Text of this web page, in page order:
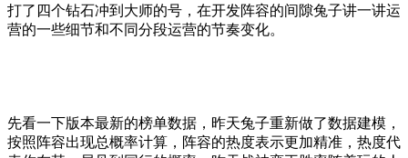
打了四个钻石冲到大师的号，在开发阵容的间隙兔子讲一讲运
营的一些细节和不同分段运营的节奏变化。
先看一下版本最新的榜单数据，昨天兔子重新做了数据建模，
按照阵容出现总概率计算，阵容的热度表示更加精准，热度代